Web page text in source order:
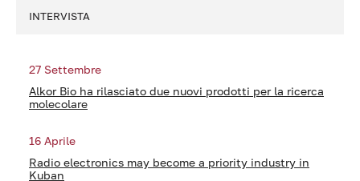
INTERVISTA
27 Settembre
Alkor Bio ha rilasciato due nuovi prodotti per la ricerca
molecolare
16 Aprile
Radio electronics may become a priority industry in
Kuban